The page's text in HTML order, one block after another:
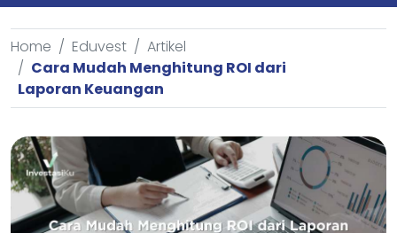
Home Eduvest
Artikel
Cara Mudah Menghitung ROI dari
Laporan Keuangan